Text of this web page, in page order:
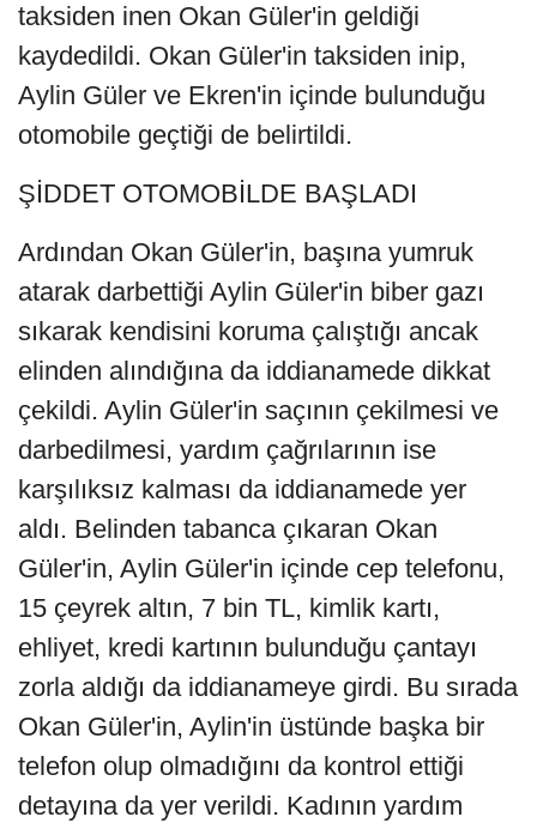
taksiden inen Okan Güler'in geldiği
kaydedildi. Okan Güler'in taksiden inip,
Aylin Güler ve Ekren'in içinde bulunduğu
otomobile geçtiği de belirtildi.
ŞİDDET OTOMOBİLDE BAŞLADI
Ardından Okan Güler'in, başına yumruk
atarak darbettiği Aylin Güler'in biber gazı
sıkarak kendisini koruma çalıştığı ancak
elinden alındığına da iddianamede dikkat
çekildi. Aylin Güler'in saçının çekilmesi ve
darbedilmesi, yardım çağrılarının ise
karşılıksız kalması da iddianamede yer
aldı. Belinden tabanca çıkaran Okan
Güler'in, Aylin Güler'in içinde cep telefonu,
15 çeyrek altın, 7 bin TL, kimlik kartı,
ehliyet, kredi kartının bulunduğu çantayı
zorla aldığı da iddianameye girdi. Bu sırada
Okan Güler'in, Aylin'in üstünde başka bir
telefon olup olmadığını da kontrol ettiği
detayına da yer verildi. Kadının yardım